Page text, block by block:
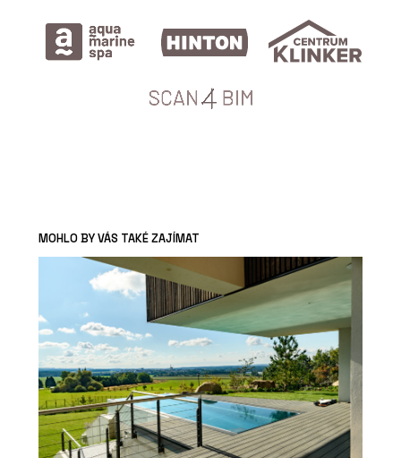
MOHLO BY VÁS TAKÉ ZAJÍMAT